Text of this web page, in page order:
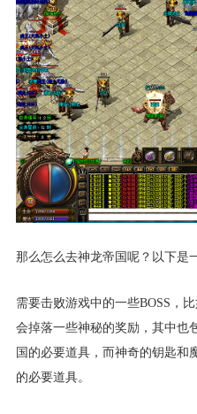
那么怎么去神龙帝国呢？以下是
需要击败游戏中的一些BOSS，
会掉落一些神秘的奖励，其中也
国的必要道具，而神奇的钥匙和
的必要道具。